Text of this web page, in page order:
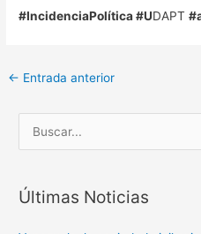
#IncidenciaPolítica #UDAPT
← Entrada anterior
c
a
Últimas Noticias